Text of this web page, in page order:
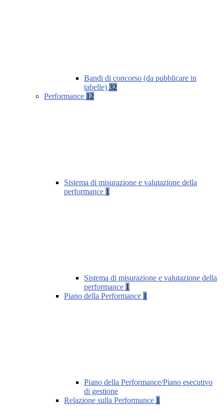
Bandi di concorso (da pubblicare in
tabelle) 32
Performance 12
Sistema di misurazione e valutazione della
performance 1
Sistema di misurazione e valutazione della
performance 1
Piano della Performance 1
Piano della Performance/Piano esecutivo
di gestione
Relazione sulla Performance 1